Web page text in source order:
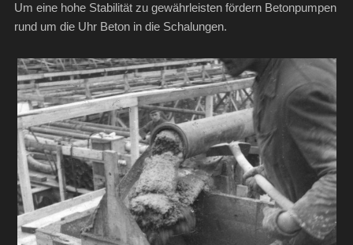
Um eine hohe Stabilität zu gewährleisten fördern Betonpumpen
rund um die Uhr Beton in die Schalungen.